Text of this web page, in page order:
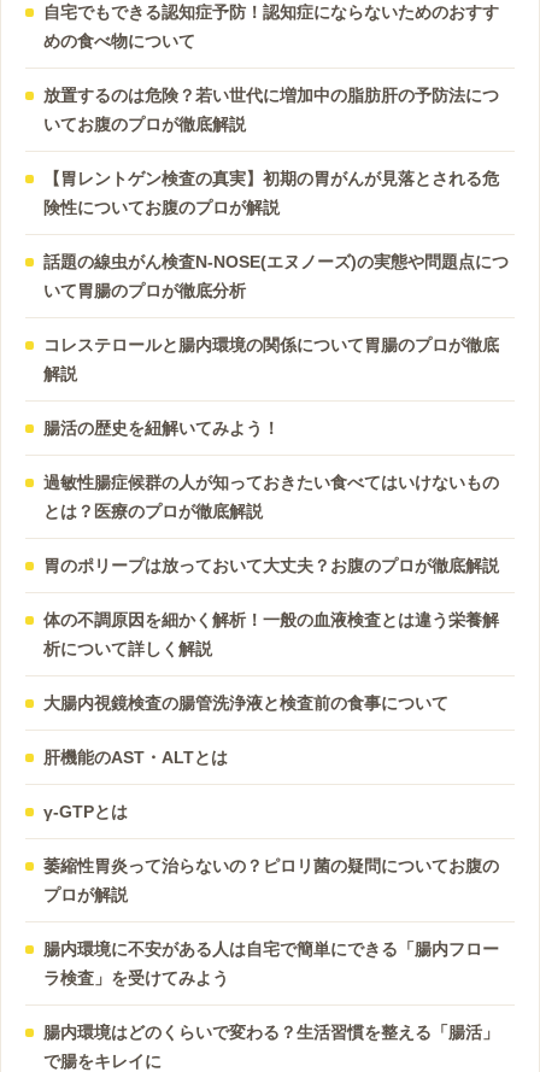
自宅でもできる認知症予防！認知症にならないためのおすす
めの食べ物について
放置するのは危険？若い世代に増加中の脂肪肝の予防法につ
いてお腹のプロが徹底解説
【胃レントゲン検査の真実】初期の胃がんが見落とされる危
険性についてお腹のプロが解説
話題の線虫がん検査N-NOSE(エヌノーズ)の実態や問題点につ
いて胃腸のプロが徹底分析
コレステロールと腸内環境の関係について胃腸のプロが徹底
解説
腸活の歴史を紐解いてみよう！
過敏性腸症候群の人が知っておきたい食べてはいけないもの
とは？医療のプロが徹底解説
胃のポリープは放っておいて大丈夫？お腹のプロが徹底解説
体の不調原因を細かく解析！一般の血液検査とは違う栄養解
析について詳しく解説
大腸内視鏡検査の腸管洗浄液と検査前の食事について
肝機能のAST・ALTとは
γ-GTPとは
萎縮性胃炎って治らないの？ピロリ菌の疑問についてお腹の
プロが解説
腸内環境に不安がある人は自宅で簡単にできる「腸内フロー
ラ検査」を受けてみよう
腸内環境はどのくらいで変わる？生活習慣を整える「腸活」
で腸をキレイに